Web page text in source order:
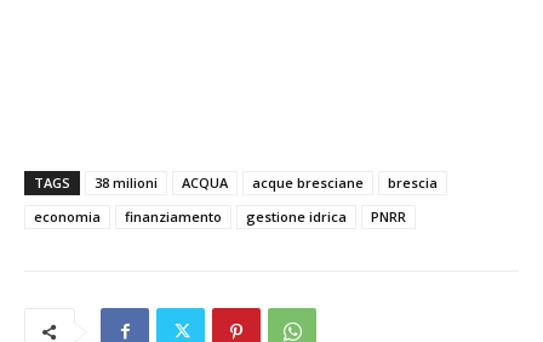
TAGS 38 milioni ACQUA acque bresciane
brescia
economia
finanziamento gestione idrica PNRR